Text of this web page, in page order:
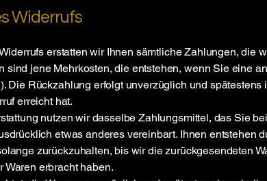
Widerrufs
erstatten wir Ihnen sämtliche Zahlungen, die
sind jene Mehrkosten, die entstehen, wenn Sie eine
Die Rückzahlung erfolgt unverzüglich und
erreicht hat.
nutzen wir dasselbe Zahlungsmittel, das Sie
etwas anderes vereinbart. Ihnen entstehen
zurückzuhalten, bis wir die zurückgesendeten
Waren erbracht haben.